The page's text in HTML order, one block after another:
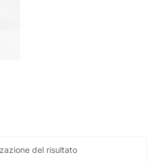
del risultato